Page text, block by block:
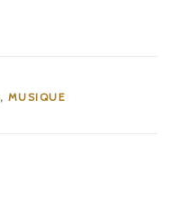
, MUSIQUE